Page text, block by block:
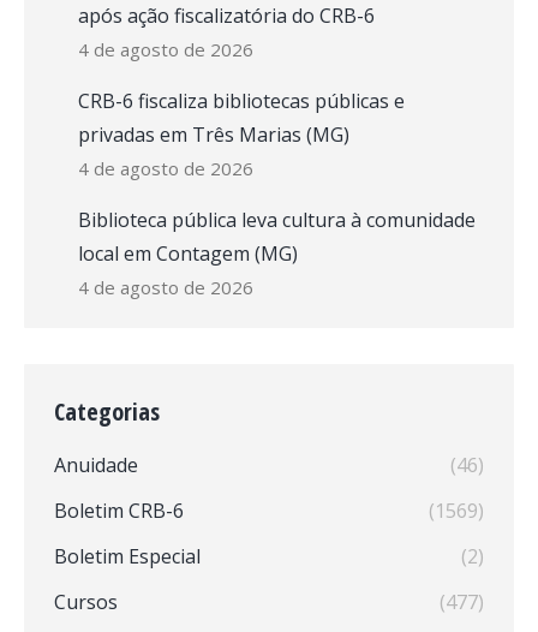
após ação fiscalizatória do CRB-6
4 de agosto de 2026
CRB-6 fiscaliza bibliotecas públicas e
privadas em Três Marias (MG)
4 de agosto de 2026
Biblioteca pública leva cultura à comunidade
local em Contagem (MG)
4 de agosto de 2026
Categorias
Anuidade
(46)
Boletim CRB-6
(1569)
Boletim Especial
(2)
Cursos
(477)